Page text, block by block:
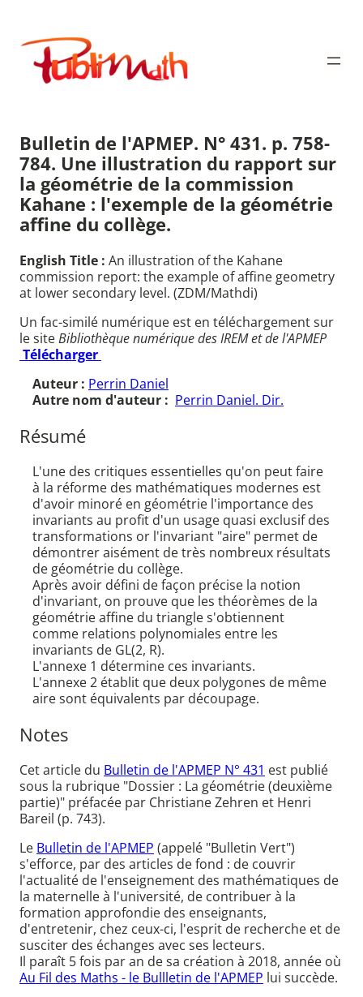
contenu
Publimath
Bulletin de l'APMEP. N° 431. p. 758-
784. Une illustration du rapport sur
la géométrie de la commission
Kahane : l'exemple de la géométrie
affine du collège.
English Title : An illustration of the Kahane
commission report: the example of affine geometry
at lower secondary level. (ZDM/Mathdi)
Un fac-similé numérique est en téléchargement sur
le siteBibliothèque numérique des IREM et de l'APMEP
Télécharger
Auteur : Perrin Daniel
Autre nom d'auteur : Perrin Daniel. Dir.
Résumé
L'une des critiques essentielles qu'on peut faire
à la réforme des mathématiques modernes est
d'avoir minoré en géométrie l'importance des
invariants au profit d'un usage quasi exclusif des
transformations or l'invariant "aire" permet de
démontrer aisément de très nombreux résultats
de géométrie du collège.
Après avoir défini de façon précise la notion
d'invariant, on prouve que les théorèmes de la
géométrie affine du triangle s'obtiennent
comme relations polynomiales entre les
invariants de GL(2, R).
L'annexe 1 détermine ces invariants.
L'annexe 2 établit que deux polygones de même
aire sont équivalents par découpage.
Notes
Cet article du Bulletin de l'APMEP N° 431 est publié
sous la rubrique "Dossier : La géométrie (deuxième
partie)" préfacée par Christiane Zehren et Henri
Bareil (p. 743).
Le Bulletin de l'APMEP (appelé "Bulletin Vert")
s'efforce, par des articles de fond : de couvrir
l'actualité de l'enseignement des mathématiques de
la maternelle à l'université, de contribuer à la
formation approfondie des enseignants,
d'entretenir, chez ceux-ci, l'esprit de recherche et de
susciter des échanges avec ses lecteurs.
Il paraît 5 fois par an de sa création à 2018, année où
Au Fil des Maths - le Bullletin de l'APMEP lui succède.